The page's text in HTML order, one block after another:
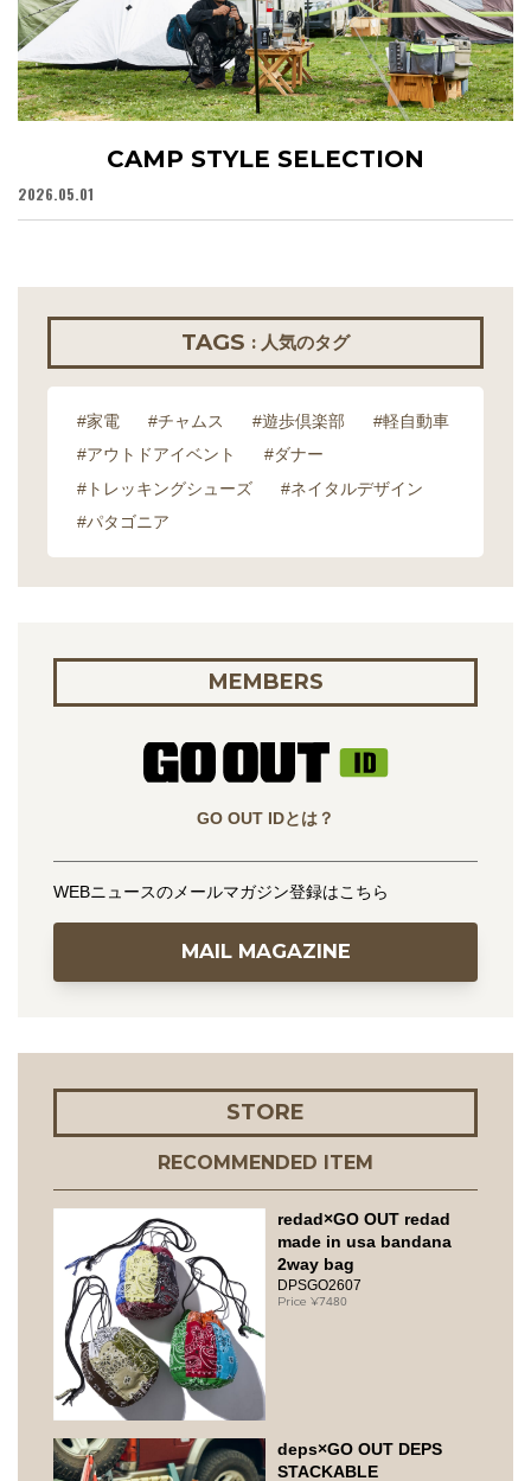
CAMP STYLE SELECTION
2026.05.01
TAGS : 人気のタグ
#家電 #チャムス #遊歩倶楽部
#軽自動車
#アウトドアイベント
#ダナー
#トレッキングシューズ
#ネイタルデザイン
#パタゴニア
MEMBERS
GO OUT IDとは？
WEBニュースのメールマガジン登録はこちら
MAIL MAGAZINE
STORE
RECOMMENDED ITEM
redad×GO OUT redad
made in usa bandana
2way bag
DPSGO2607
7480
deps×GO OUT DEPS
STACKABLE